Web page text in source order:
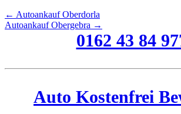
← Autoankauf Oberdorla
Autoankauf Obergebra →
0162 43 84
Auto Kostenfrei